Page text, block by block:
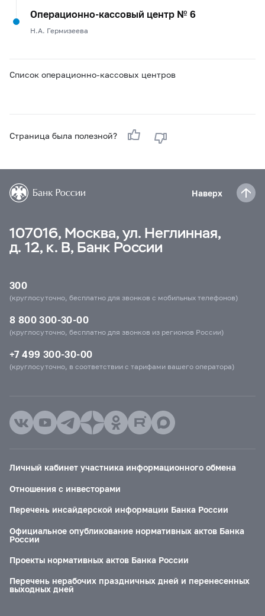
Операционно-кассовый центр № 6
Н.А. Гермизеева
Список операционно-кассовых центров
Страница была полезной?
Наверх
107016, Москва, ул. Неглинная,
д. 12, к. В, Банк России
300
(круглосуточно, бесплатно для звонков с мобильных телефонов)
8 800 300-30-00
(круглосуточно, бесплатно для звонков из регионов России)
+7 499 300-30-00
(круглосуточно, в соответствии с тарифами вашего оператора)
Личный кабинет участника информационного обмена
Отношения с инвесторами
Перечень инсайдерской информации Банка России
Официальное опубликование нормативных актов Банка
России
Проекты нормативных актов Банка России
Перечень нерабочих праздничных дней и перенесенных
выходных дней